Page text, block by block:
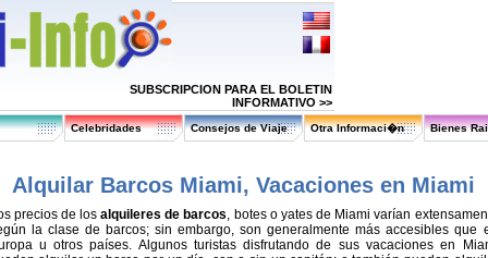
SUBSCRIPCION PARA EL BOLETIN
INFORMATIVO >>
Celebridades Consejos de Viaje Otra Informaci�n Bienes
Alquilar Barcos Miami, Vacaciones en Miami
precios de losalquileres de barcos, botes o yates de Miami varían
la clase de barcos; sin embargo, son generalmente más accesibles que
u otros países. Algunos turistas disfrutando de sus vacaciones en